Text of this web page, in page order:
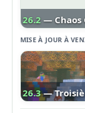
26.2 — Chaos
MISE À JOUR À
26.3 —